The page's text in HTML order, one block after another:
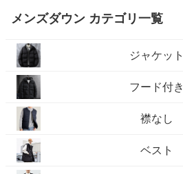
メンズダウン カテゴリ一覧
ジャケット
フード付き
襟なし
ベスト